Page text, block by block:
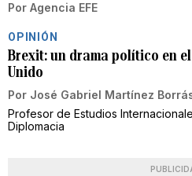
Por Agencia EFE
OPINIÓN
Brexit: un drama político en
Unido
Por José Gabriel Martínez
Profesor de Estudios
Diplomacia